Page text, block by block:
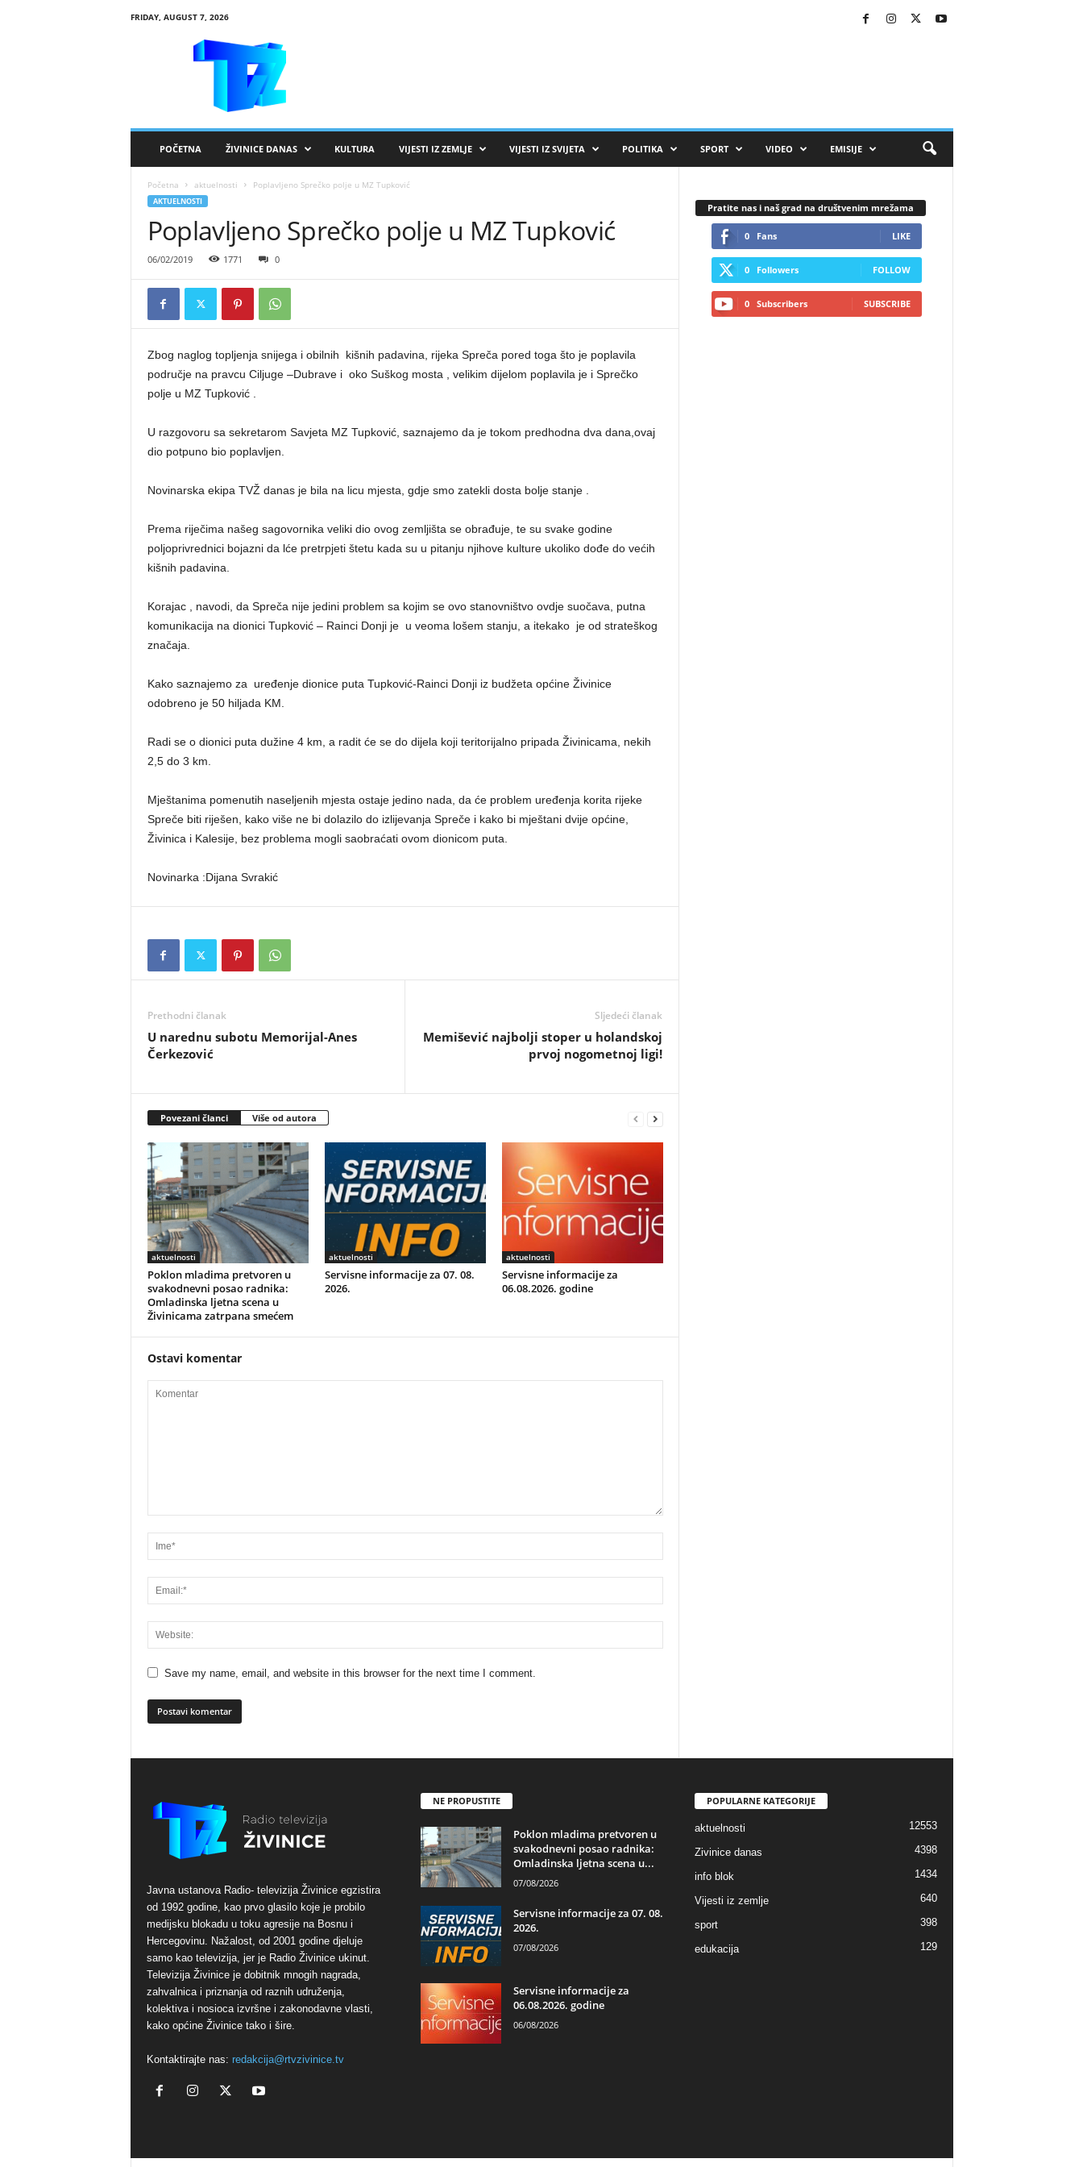
FRIDAY, AUGUST 7, 2026
POČETNA ŽIVINICE DANAS KULTURA VIJESTI IZ ZEMLJE VIJESTI IZ SVIJETA POLITIKA SPORT VIDEO EMISIJE
Početna aktuelnosti Poplavljeno Sprečko polje u MZ Tupković
AKTUELNOSTI
Poplavljeno Sprečko polje u MZ Tupković
06/02/2019 1771 0
Zbog naglog topljenja snijega i obilnih kišnih padavina, rijeka Spreča pored toga što je poplavila
područje na pravcu Ciljuge –Dubrave i oko Suškog mosta , velikim dijelom poplavila je i Sprečko
polje u MZ Tupković .
U razgovoru sa sekretarom Savjeta MZ Tupković, saznajemo da je tokom predhodna dva dana,ovaj
dio potpuno bio poplavljen.
Novinarska ekipa TVŽ danas je bila na licu mjesta, gdje smo zatekli dosta bolje stanje .
Prema riječima našeg sagovornika veliki dio ovog zemljišta se obrađuje, te su svake godine
poljoprivrednici bojazni da lće pretrpjeti štetu kada su u pitanju njihove kulture ukoliko dođe do većih
kišnih padavina.
Korajac , navodi, da Spreča nije jedini problem sa kojim se ovo stanovništvo ovdje suočava, putna
komunikacija na dionici Tupković – Rainci Donji je u veoma lošem stanju, a itekako je od strateškog
značaja.
Kako saznajemo za uređenje dionice puta Tupković-Rainci Donji iz budžeta općine Živinice
odobreno je 50 hiljada KM.
Radi se o dionici puta dužine 4 km, a radit će se do dijela koji teritorijalno pripada Živinicama, nekih
2,5 do 3 km.
Mještanima pomenutih naseljenih mjesta ostaje jedino nada, da će problem uređenja korita rijeke
Spreče biti riješen, kako više ne bi dolazilo do izlijevanja Spreče i kako bi mještani dvije općine,
Živinica i Kalesije, bez problema mogli saobraćati ovom dionicom puta.
Novinarka :Dijana Svrakić
Prethodni članak
U narednu subotu Memorijal-Anes
Čerkezović
Sljedeći članak
Memišević najbolji stoper u holandskoj
prvoj nogometnoj ligi!
Povezani članci Više od autora
aktuelnosti
Poklon mladima pretvoren u
svakodnevni posao radnika:
Omladinska ljetna scena u
Živinicama zatrpana smećem
aktuelnosti
Servisne informacije za 07. 08.
2026.
aktuelnosti
Servisne informacije za
06.08.2026. godine
Ostavi komentar
Save my name, email, and website in this browser for the next time I comment.
Pratite nas i naš grad na društvenim mrežama
0 Fans LIKE
0 Followers FOLLOW
0 Subscribers SUBSCRIBE
Javna ustanova Radio- televizija Živinice egzistira
od 1992 godine, kao prvo glasilo koje je probilo
medijsku blokadu u toku agresije na Bosnu i
Hercegovinu. Nažalost, od 2001 godine djeluje
samo kao televizija, jer je Radio Živinice ukinut.
Televizija Živinice je dobitnik mnogih nagrada,
zahvalnica i priznanja od raznih udruženja,
kolektiva i nosioca izvršne i zakonodavne vlasti,
kako općine Živinice tako i šire.
Kontaktirajte nas: redakcija@rtvzivinice.tv
NE PROPUSTITE
Poklon mladima pretvoren u
svakodnevni posao radnika:
Omladinska ljetna scena u...
07/08/2026
Servisne informacije za 07. 08.
2026.
07/08/2026
Servisne informacije za
06.08.2026. godine
06/08/2026
POPULARNE KATEGORIJE
aktuelnosti 12553
Zivinice danas 4398
info blok 1434
Vijesti iz zemlje 640
sport 398
edukacija 129